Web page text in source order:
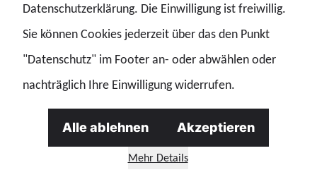
Ferner fordert Poitz eine Digitalisierungsoffensive bei den
Sicherheitsbehörden und mehr Personal für diese. „Das
betrifft alle polizeilichen Bereiche. Wir benötigen mehr
Vollzugskräfte, IT-Expertinnen und -Experten,
Tarifbeschäftigte und Verwaltungsbeamtinnen und -
Datenschutzerklärung. Die Einwilligung ist freiwillig.
Sie können Cookies jederzeit über das den Punkt
"Datenschutz" im Footer an- oder abwählen oder
nachträglich Ihre Einwilligung widerrufen.
Mehr Details
Alle ablehnen Akzeptieren